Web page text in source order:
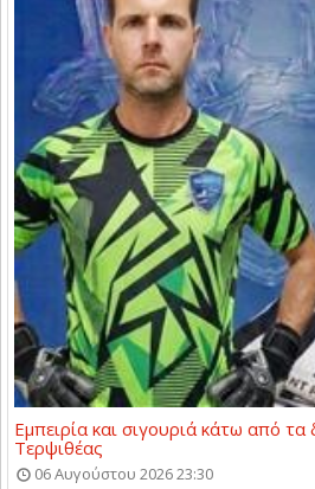
Εμπειρία και σιγουριά κάτω από
Τερψιθέας
06 Αυγούστου 2026 23:30